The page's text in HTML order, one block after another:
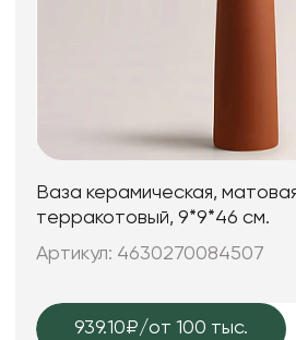
Ваза керамическая,
терракотовый, 9*9*46 см.
Артикул: 4630270084507
939.10₽/от 100 тыс.